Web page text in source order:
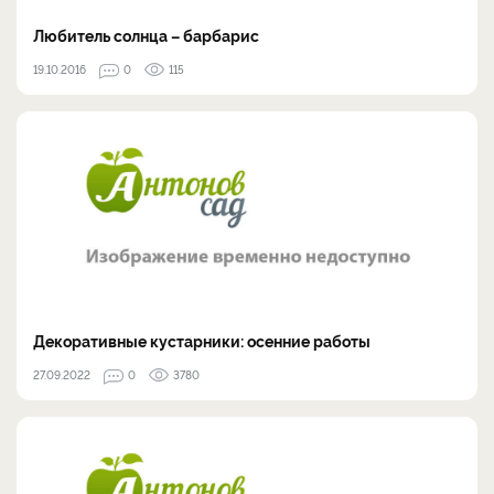
Любитель солнца – барбарис
19.10.2016 0 115
Декоративные кустарники: осенние работы
27.09.2022 0 3780